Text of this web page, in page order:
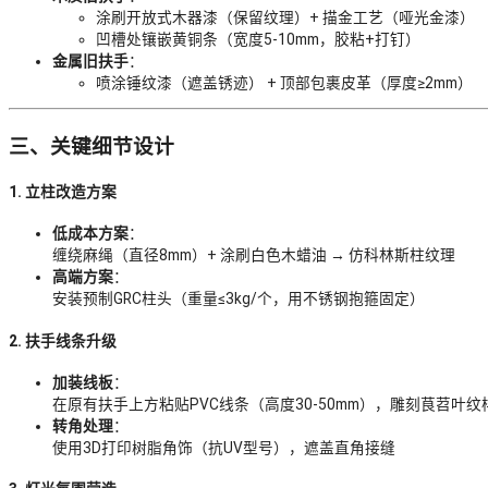
涂刷开放式木器漆（保留纹理）+ 描金工艺（哑光金漆）
凹槽处镶嵌黄铜条（宽度5-10mm，胶粘+打钉）
金属旧扶手：
喷涂锤纹漆（遮盖锈迹） + 顶部包裹皮革（厚度≥2mm）
三、关键细节设计
1. 立柱改造方案
低成本方案：
缠绕麻绳（直径8mm）+ 涂刷白色木蜡油 → 仿科林斯柱纹理
高端方案：
安装预制GRC柱头（重量≤3kg/个，用不锈钢抱箍固定）
2. 扶手线条升级
加装线板：
在原有扶手上方粘贴PVC线条（高度30-50mm），雕刻茛苕叶纹
转角处理：
使用3D打印树脂角饰（抗UV型号），遮盖直角接缝